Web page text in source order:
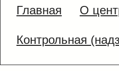
Главная О
Контрольная